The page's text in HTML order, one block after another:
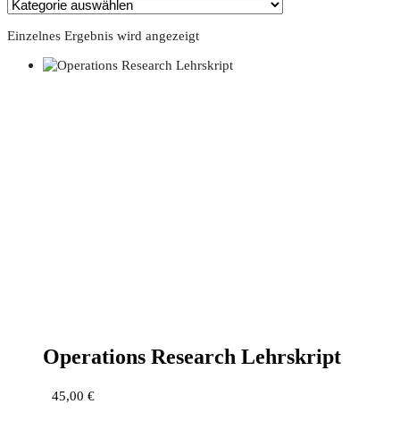
Einzelnes Ergebnis wird angezeigt
Ope­ra­ti­ons Rese­arch Lehrskript
45,00 €